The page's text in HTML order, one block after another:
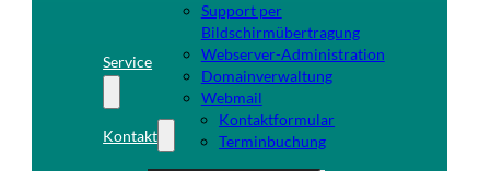
Service
Support per
Bildschirmübertragung
Webserver-Administration
Domainverwaltung
Webmail
Kontakt
Kontaktformular
Terminbuchung